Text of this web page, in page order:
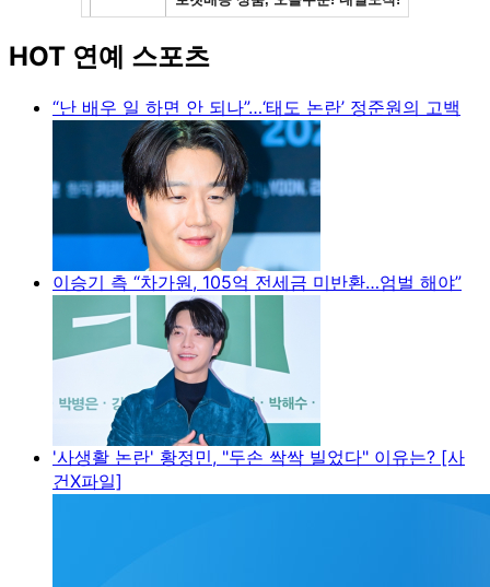
HOT 연예 스포츠
“난 배우 일 하면 안 되나”…‘태도 논란’ 정준원의 고백
이승기 측 “차가원, 105억 전세금 미반환…엄벌 해야”
'사생활 논란' 황정민, "두손 싹싹 빌었다" 이유는? [사
건X파일]